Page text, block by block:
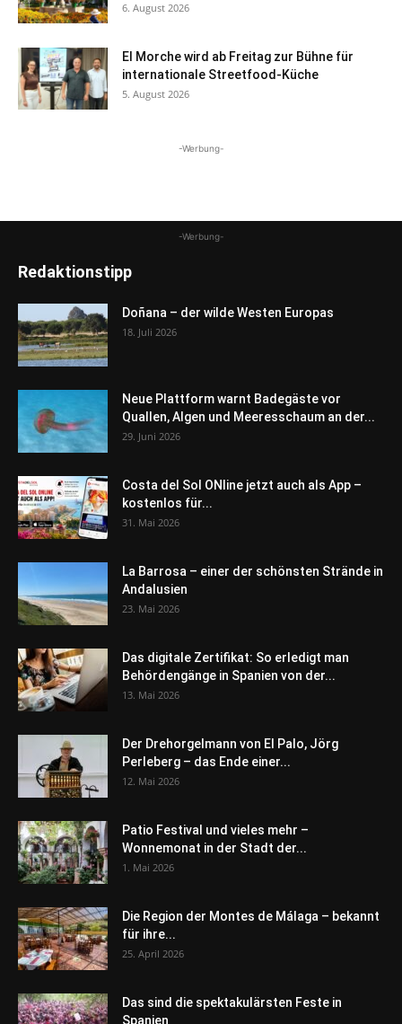
6. August 2026
El Morche wird ab Freitag zur Bühne für
internationale Streetfood-Küche
5. August 2026
-Werbung-
-Werbung-
Redaktionstipp
Doñana – der wilde Westen Europas
18. Juli 2026
Neue Plattform warnt Badegäste vor
Quallen, Algen und Meeresschaum an der...
29. Juni 2026
Costa del Sol ONline jetzt auch als App –
kostenlos für...
31. Mai 2026
La Barrosa – einer der schönsten Strände in
Andalusien
23. Mai 2026
Das digitale Zertifikat: So erledigt man
Behördengänge in Spanien von der...
13. Mai 2026
Der Drehorgelmann von El Palo, Jörg
Perleberg – das Ende einer...
12. Mai 2026
Patio Festival und vieles mehr –
Wonnemonat in der Stadt der...
1. Mai 2026
Die Region der Montes de Málaga – bekannt
für ihre...
25. April 2026
Das sind die spektakulärsten Feste in
Spanien